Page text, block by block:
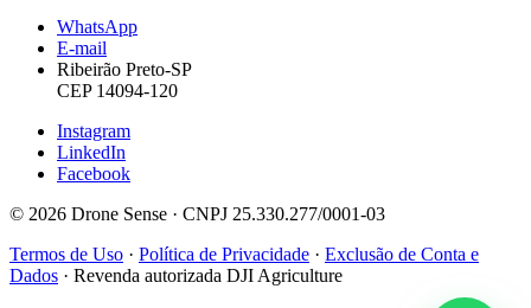
WhatsApp
E-mail
Ribeirão Preto-SP
CEP 14094-120
Instagram
LinkedIn
Facebook
© 2026 Drone Sense · CNPJ 25.330.277/0001-03
Termos de Uso · Política de Privacidade · Exclusão de Conta e
Dados · Revenda autorizada DJI Agriculture